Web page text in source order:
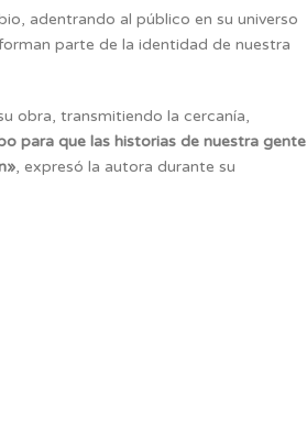
adentrando al público en su universo
parte de la identidad de nuestra
obra, transmitiendo la cercanía,
para que las historias de nuestra gente
, expresó la autora durante su